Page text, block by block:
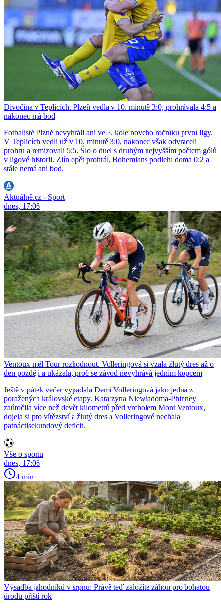
Divočina v Teplicích. Plzeň vedla v 10. minutě 3:0, prohrávala 4:5 a
nakonec má bod
Fotbalisté Plzně nevyhráli ani ve 3. kole nového ročníku první ligy.
V Teplicích vedli už v 10. minutě 3:0, nakonec však odvraceli
prohru a remizovali 5:5. Šlo o duel s druhým nejvyšším počtem gólů
v ligové historii. Zlín opět prohrál, Bohemians podlehl doma 0:2 a
stále nemá ani bod.
Aktuálně.cz - Sport
dnes, 17:06
Ventoux měl Tour rozhodnout. Volleringová si vzala žlutý dres až o
den později a ukázala, proč se závod nevyhrává jedním kopcem
Ještě v pátek večer vypadala Demi Volleringová jako jedna z
poražených královské etapy. Katarzyna Niewiadoma-Phinney
zaútočila více než devět kilometrů před vrcholem Mont Ventoux,
dojela si pro vítězství a žlutý dres a Volleringové nechala
patnáctisekundový deficit.
Vše o sportu
dnes, 17:06
4 min
Výsadba jahodníků v srpnu: Právě teď založíte záhon pro bohatou
úrodu příští rok